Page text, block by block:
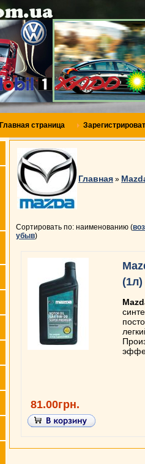
Главная страница
Главная »
Сортировать по: наименованию (
убыв)
(1л)
81.00грн.